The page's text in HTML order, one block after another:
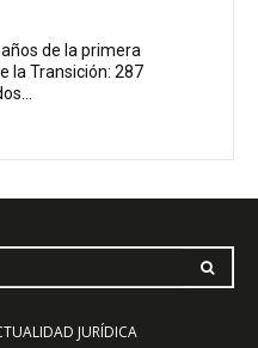
de la primera
la Transición: 287
JURÍDICA